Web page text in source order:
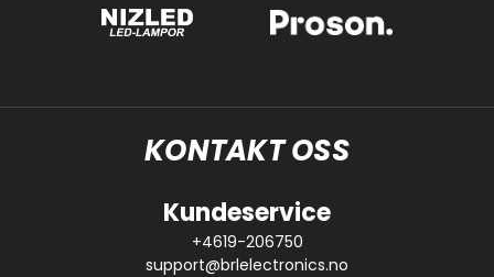
KONTAKT OSS
Kundeservice
+4619-206750
support@brlelectronics.no